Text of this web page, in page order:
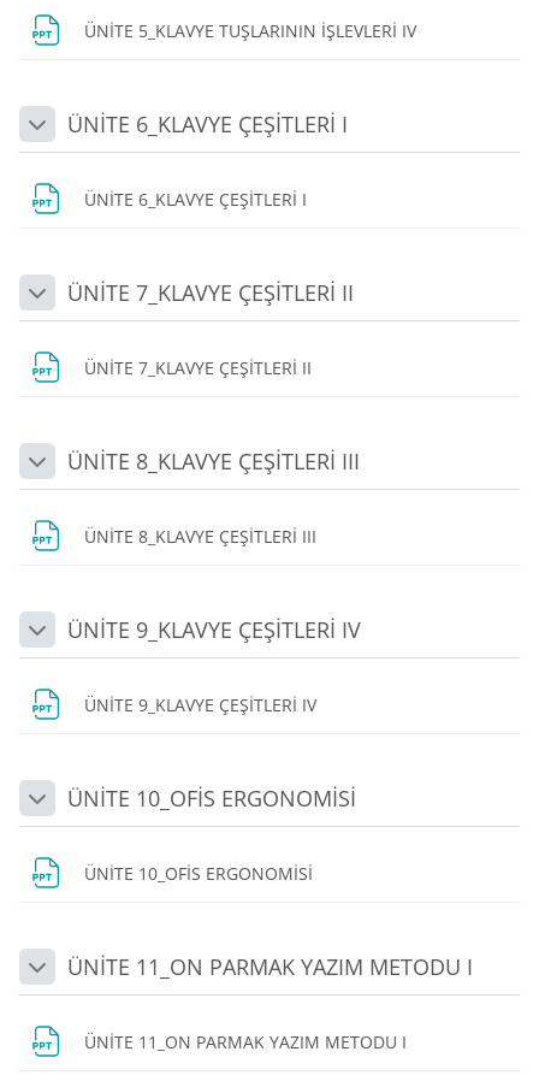
ÜNİTE 5_KLAVYE TUŞLARININ İŞLEVLERİ IV
DaraltÜNİTE 6_KLAVYE ÇEŞİTLERİ I
ÜNİTE 6_KLAVYE ÇEŞİTLERİ I
DaraltÜNİTE 7_KLAVYE ÇEŞİTLERİ II
ÜNİTE 7_KLAVYE ÇEŞİTLERİ II
DaraltÜNİTE 8_KLAVYE ÇEŞİTLERİ III
ÜNİTE 8_KLAVYE ÇEŞİTLERİ III
DaraltÜNİTE 9_KLAVYE ÇEŞİTLERİ IV
ÜNİTE 9_KLAVYE ÇEŞİTLERİ IV
DaraltÜNİTE 10_OFİS ERGONOMİSİ
ÜNİTE 10_OFİS ERGONOMİSİ
DaraltÜNİTE 11_ON PARMAK YAZIM METODU I
ÜNİTE 11_ON PARMAK YAZIM METODU I